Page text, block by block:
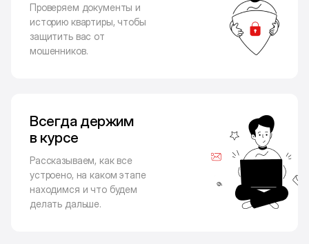
Проверяем документы и
историю квартиры, чтобы
защитить вас от
мошенников.
Всегда держим
в курсе
Рассказываем, как все
устроено, на каком этапе
находимся и что будем
делать дальше.